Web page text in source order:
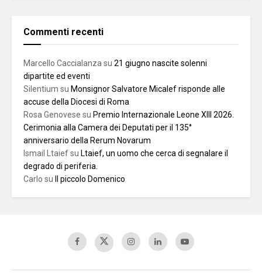
Commenti recenti
Marcello Caccialanza su 21 giugno nascite solenni
dipartite ed eventi
Silentium su Monsignor Salvatore Micalef risponde alle
accuse della Diocesi di Roma
Rosa Genovese su Premio Internazionale Leone XIII 2026.
Cerimonia alla Camera dei Deputati per il 135°
anniversario della Rerum Novarum
Ismail Ltaiefsu Ltaief, un uomo che cerca di segnalare il
degrado di periferia.
Carlo su Il piccolo Domenico